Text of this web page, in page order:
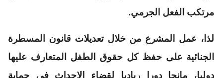
مرتكب الفعل الجرمي.
لذا، عمل المشرع من خلال تعديلات قانون المسطرة
الجنائية على حفظ كل حقوق الطفل المتعارف عليها
دوليا، مانحا دورا رياديا لقضاء الاحداث في حماية